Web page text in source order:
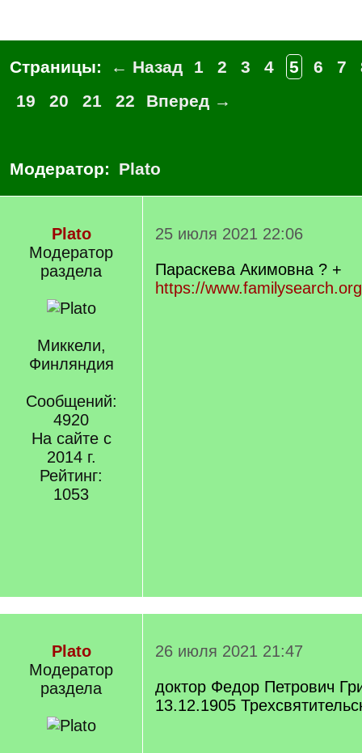
Страницы: ← Назад 1 2 3 4 5 6 7
19
20 21 22 Вперед →
Модератор: Plato
Plato
Модератор
раздела
Миккели,
Финляндия
Сообщений:
4920
На сайте с
2014 г.
Рейтинг:
1053
25 июля 2021 22:06
Параскева Акимовна ? +
https://
Plato
Модератор
раздела
26 июля 2021 21:47
доктор Федор Петрович
13.12.1905